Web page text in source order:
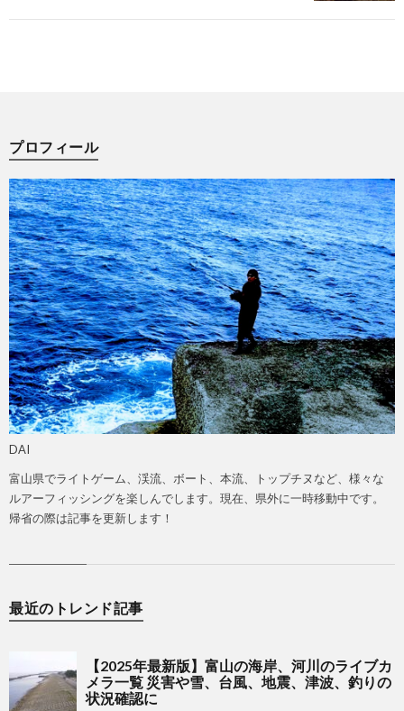
プロフィール
DAI
富山県でライトゲーム、渓流、ボート、本流、トップチヌなど、様々な
ルアーフィッシングを楽しんでします。現在、県外に一時移動中です。
帰省の際は記事を更新します！
最近のトレンド記事